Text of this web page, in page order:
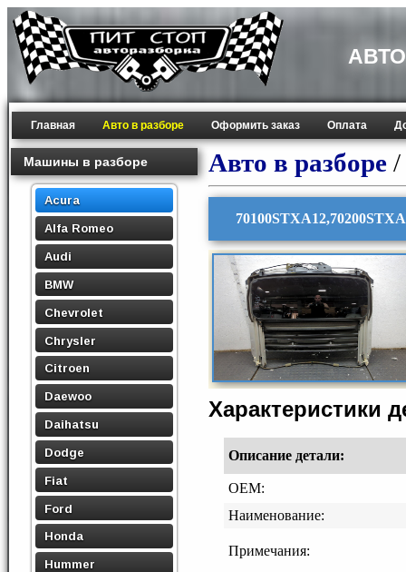
Главная Авто в разборе Оформить заказ Оплата
Машины в разборе
Acura
Alfa Romeo
Audi
BMW
Chevrolet
Chrysler
Citroen
Daewoo
Daihatsu
Dodge
Fiat
Ford
Honda
Hummer
Авто в разборе /
Характеристики
Описание детали:
OEM:
Наименование:
Примечания: